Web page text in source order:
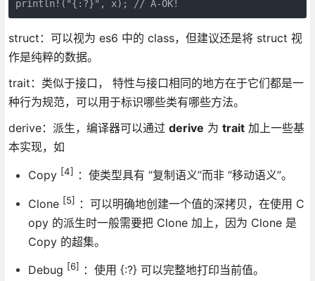
println!("{:?}", x); // A-OK!
struct：可以视为 es6 中的 class，但建议还是将 struct 视
作是纯粹的数据。
trait：类似于接口， 特性与接口相同的地方在于它们都是一
种行为规范，可以用于标识哪些类有哪些方法。
derive：派生，编译器可以通过 derive 为 trait加上一些基
本实现，如
Copy [4] ：使类型具有 “复制语义”而非 “移动语义”。
Clone [5] ：可以明确地创建一个值的深拷贝，在使用 C
opy 的派生时一般需要把 Clone 加上，因为 Clone 是
Copy 的超集。
Debug [6]
：使用 {:?} 可以完整地打印当前值。